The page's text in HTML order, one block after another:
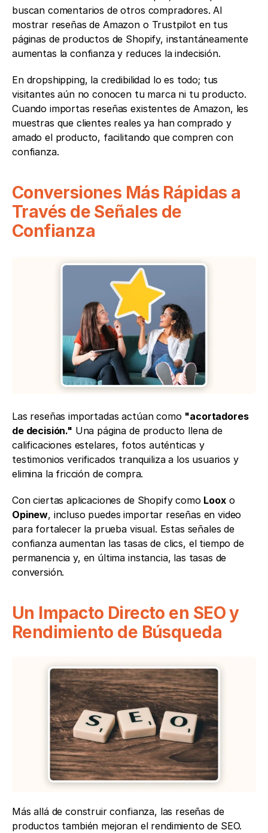
buscan comentarios de otros compradores. Al
mostrar reseñas de Amazon o Trustpilot en tus
páginas de productos de Shopify, instantáneamente
aumentas la confianza y reduces la indecisión.
En dropshipping, la credibilidad lo es todo; tus
visitantes aún no conocen tu marca ni tu producto.
Cuando importas reseñas existentes de Amazon, les
muestras que clientes reales ya han comprado y
amado el producto, facilitando que compren con
confianza.
Conversiones Más Rápidas a
Través de Señales de
Confianza
Las reseñas importadas actúan como "acortadores
de decisión." Una página de producto llena de
calificaciones estelares, fotos auténticas y
testimonios verificados tranquiliza a los usuarios y
elimina la fricción de compra.
Con ciertas aplicaciones de Shopify como Loox
Opinew, incluso puedes importar reseñas en video
para fortalecer la prueba visual. Estas señales de
confianza aumentan las tasas de clics, el tiempo de
permanencia y, en última instancia, las tasas de
conversión.
Un Impacto Directo en SEO y
Rendimiento de Búsqueda
Más allá de construir confianza, las reseñas de
productos también mejoran el rendimiento de SEO.